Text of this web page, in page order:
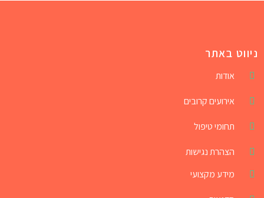
ניווט באתר
אודות
אירועים קרובים
תחומי טיפול
הצהרת נגישות
מידע מקצועי